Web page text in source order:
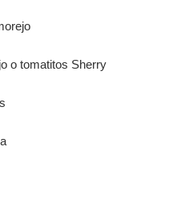
o tomatitos Sherry